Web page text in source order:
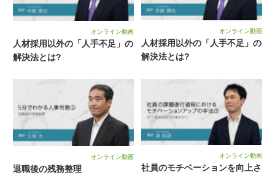
オンライン動画
人材採用以外の「人手不足」の
解決法とは?
オンライン動画
人材採用以外の「人手不足」の
解決法とは?
オンライン動画
退職後の残務整理
オンライン動画
社員のモチベーションを向上さ